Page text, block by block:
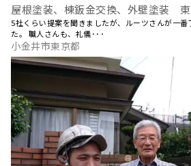
屋根塗装、棟鈑金交換、外壁塗装
5社くらい提案を聞きましたが、ルーツさんが一
た。 職人さんも、礼儀･･･
小金井市東京都